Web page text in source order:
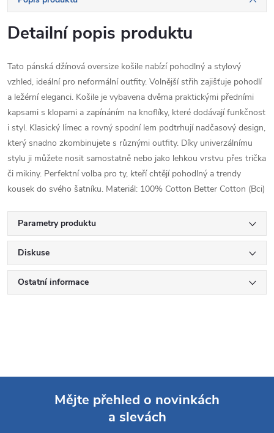
Detailní popis produktu
Tato pánská džínová oversize košile nabízí pohodlný a stylový
vzhled, ideální pro neformální outfity. Volnější střih zajišťuje pohodlí
a ležérní eleganci. Košile je vybavena dvěma praktickými předními
kapsami s klopami a zapínáním na knoflíky, které dodávají funkčnost
i styl. Klasický límec a rovný spodní lem podtrhují nadčasový design,
který snadno zkombinujete s různými outfity. Díky univerzálnímu
stylu ji můžete nosit samostatně nebo jako lehkou vrstvu přes trička
či mikiny. Perfektní volba pro ty, kteří chtějí pohodlný a trendy
kousek do svého šatníku. Materiál: 100% Cotton Better Cotton (Bci)
Parametry produktu
Diskuse
Ostatní informace
Mějte přehled o novinkách
a slevách